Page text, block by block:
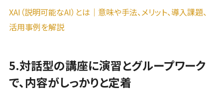
XAI（説明可能なAI）とは｜意味や手法、メリット、導入課題、
活用事例を解説
5.対話型の講座に演習とグループワーク
で、内容がしっかりと定着